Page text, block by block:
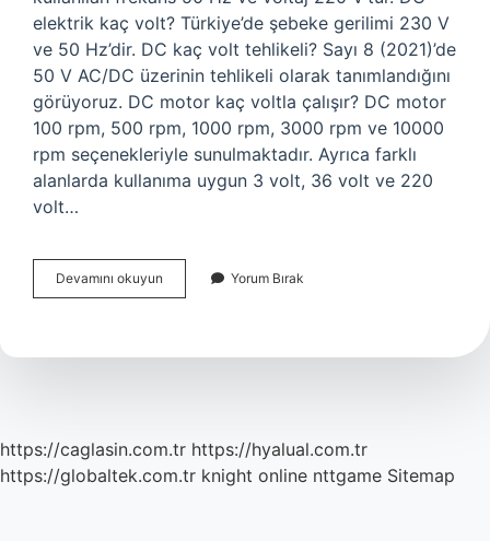
elektrik kaç volt? Türkiye’de şebeke gerilimi 230 V
ve 50 Hz’dir. DC kaç volt tehlikeli? Sayı 8 (2021)’de
50 V AC/DC üzerinin tehlikeli olarak tanımlandığını
görüyoruz. DC motor kaç voltla çalışır? DC motor
100 rpm, 500 rpm, 1000 rpm, 3000 rpm ve 10000
rpm seçenekleriyle sunulmaktadır. Ayrıca farklı
alanlarda kullanıma uygun 3 volt, 36 volt ve 220
volt…
Devamını okuyun
Kaç
Yorum Bırak
https://caglasin.com.tr https://hyalual.com.tr
https://globaltek.com.tr knight online nttgame Sitemap